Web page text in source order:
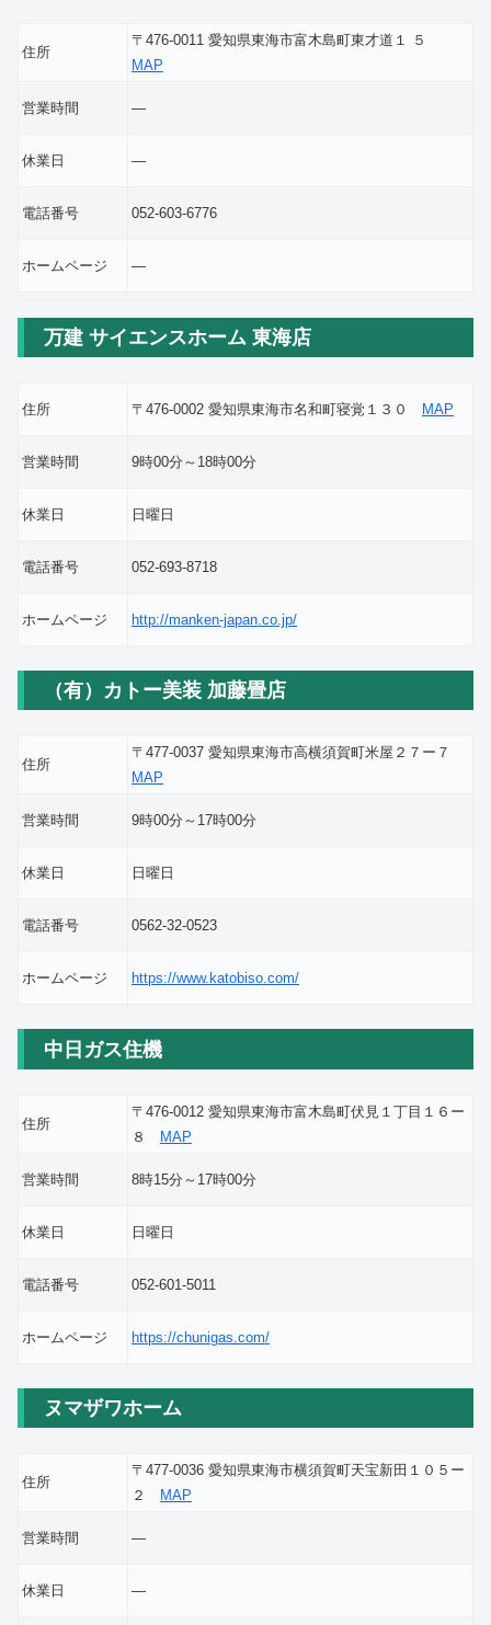
住所
〒476-0011 愛知県東海市富木島町東才道１ ５
MAP
営業時間 ―
休業日 ―
電話番号 052-603-6776
ホームページ ―
万建 サイエンスホーム 東海店
住所 〒476-0002 愛知県東海市名和町寝覚１３０ MAP
営業時間 9時00分～18時00分
休業日 日曜日
電話番号 052-693-8718
ホームページ http://manken-japan.co.jp/
（有）カトー美装 加藤畳店
住所
〒477-0037 愛知県東海市高横須賀町米屋２７ー７
MAP
営業時間 9時00分～17時00分
休業日 日曜日
電話番号 0562-32-0523
ホームページ https://www.katobiso.com/
中日ガス住機
住所
〒476-0012 愛知県東海市富木島町伏見１丁目１６ー
８ MAP
営業時間 8時15分～17時00分
休業日 日曜日
電話番号 052-601-5011
ホームページ https://chunigas.com/
ヌマザワホーム
住所
〒477-0036 愛知県東海市横須賀町天宝新田１０５ー
２
MAP
営業時間 ―
休業日 ―